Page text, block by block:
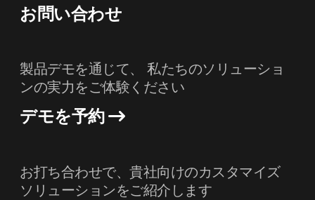
お問い合わせ
製品デモを通じて、 私たちのソリューショ
ンの実力をご体験ください
デモを予約
お打ち合わせで、貴社向けのカスタマイズ
ソリューションをご紹介します